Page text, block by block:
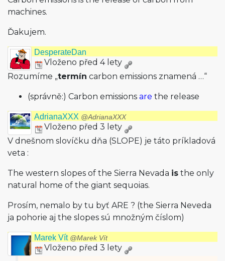
machines.
Ďakujem.
DesperateDan
Vloženo před 4 lety
Rozumíme „termín carbon emissions znamená …“
(správně:) Carbon emissions are the release
AdrianaXXX @AdrianaXXX
Vloženo před 3 lety
V dnešnom slovíčku dňa (SLOPE) je táto príkladová
veta :
The western slopes of the Sierra Nevada is the only
natural home of the giant sequoias.
Prosím, nemalo by tu byť ARE ? (the Sierra Neveda
ja pohorie aj the slopes sú množným číslom)
Marek Vít @Marek Vít
Vloženo před 3 lety